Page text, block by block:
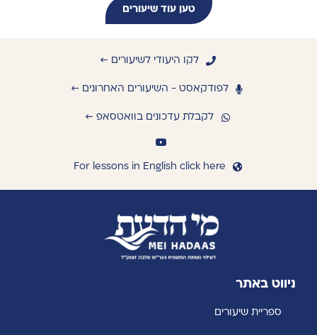
טען עוד שיעורים
לקו היעודי לשיעורים ←
לפודקאסט - השיעורים האחרונים ←
לקבלת עדכונים בוואטסאפ ←
For lessons in English click here
ניווט באתר
ספריית שיעורים